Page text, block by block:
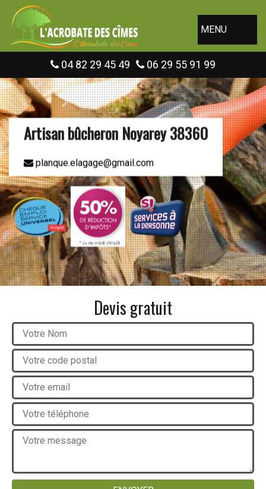
MENU
04 82 29 45 49 06 29 55 91 99
Artisan bûcheron Noyarey 38360
planque.elagage@gmail.com
Devis gratuit